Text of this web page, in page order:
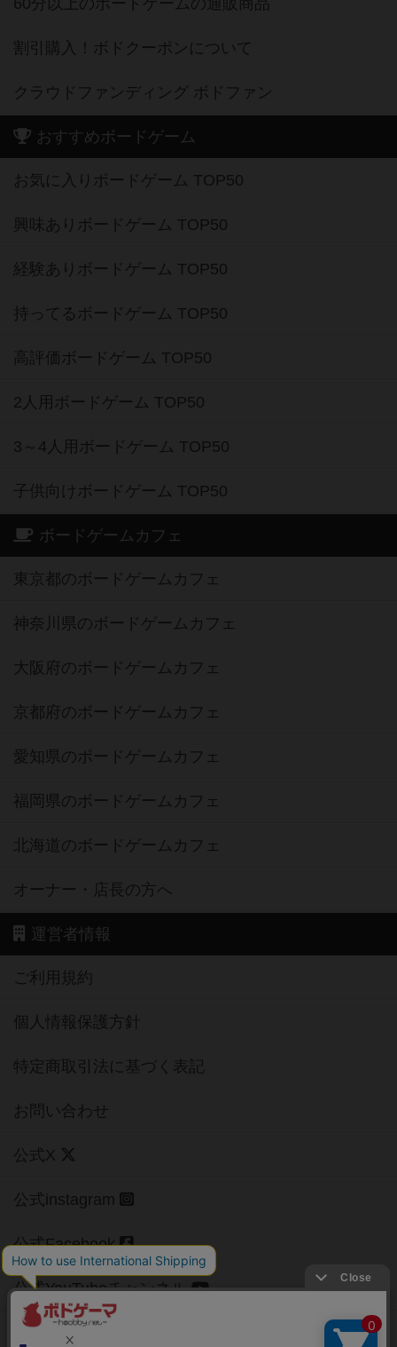
60分以上のボードゲームの通販商品
割引購入！ボドクーポンについて
クラウドファンディング ボドファン
おすすめボードゲーム
お気に入りボードゲーム TOP50
興味ありボードゲーム TOP50
経験ありボードゲーム TOP50
持ってるボードゲーム TOP50
高評価ボードゲーム TOP50
2人用ボードゲーム TOP50
3～4人用ボードゲーム TOP50
子供向けボードゲーム TOP50
ボードゲームカフェ
東京都のボードゲームカフェ
神奈川県のボードゲームカフェ
大阪府のボードゲームカフェ
京都府のボードゲームカフェ
愛知県のボードゲームカフェ
福岡県のボードゲームカフェ
北海道のボードゲームカフェ
オーナー・店長の方へ
運営者情報
ご利用規約
個人情報保護方針
特定商取引法に基づく表記
お問い合わせ
公式X
公式instagram
公式Facebook
公式YouTubeチャンネル